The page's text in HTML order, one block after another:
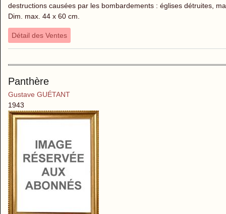
destructions causées par les bombardements : églises détruites,
Dim. max. 44 x 60 cm.
Détail des Ventes
Panthère
Gustave GUÉTANT
1943